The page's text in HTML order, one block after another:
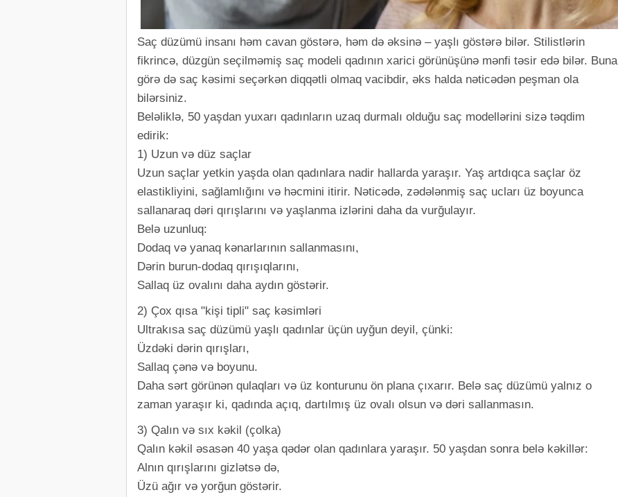
Saç düzümü insanı həm cavan göstərə, həm də əksinə – yaşlı göstərə bilər. Stilistlərin
fikrincə, düzgün seçilməmiş saç modeli qadının xarici görünüşünə mənfi təsir edə bilər. Buna
görə də saç kəsimi seçərkən diqqətli olmaq vacibdir, əks halda nəticədən peşman ola
bilərsiniz.
Beləliklə, 50 yaşdan yuxarı qadınların uzaq durmalı olduğu saç modellərini sizə təqdim
edirik:
1) Uzun və düz saçlar
Uzun saçlar yetkin yaşda olan qadınlara nadir hallarda yaraşır. Yaş artdıqca saçlar öz
elastikliyini, sağlamlığını və həcmini itirir. Nəticədə, zədələnmiş saç ucları üz boyunca
sallanaraq dəri qırışlarını və yaşlanma izlərini daha da vurğulayır.
Belə uzunluq:
Dodaq və yanaq kənarlarının sallanmasını,
Dərin burun-dodaq qırışıqlarını,
Sallaq üz ovalını daha aydın göstərir.
2) Çox qısa "kişi tipli" saç kəsimləri
Ultrakısa saç düzümü yaşlı qadınlar üçün uyğun deyil, çünki:
Üzdəki dərin qırışları,
Sallaq çənə və boyunu.
Daha sərt görünən qulaqları və üz konturunu ön plana çıxarır. Belə saç düzümü yalnız o
zaman yaraşır ki, qadında açıq, dartılmış üz ovalı olsun və dəri sallanmasın.
3) Qalın və sıx kəkil (çolka)
Qalın kəkil əsasən 40 yaşa qədər olan qadınlara yaraşır. 50 yaşdan sonra belə kəkillər:
Alnın qırışlarını gizlətsə də,
Üzü ağır və yorğun göstərir.